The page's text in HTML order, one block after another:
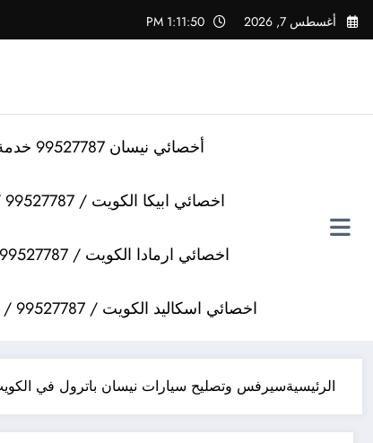
التجاوز
إلى
أغسطس 7, 2026 1:11:50 PM
أخصائي نيسان 99527787 خدمة تصليح سيارات نيسان
اخصائي ابيكا الكويت / 99527787 / كراج تصليح سيارات ابيكا
اخصائي ارمادا الكويت / 99527787 / كراج تصليح سيارات ارمادا
اخصائي اسكاليد الكويت / 99527787 / كراج تصليح سيارات اسكاليد
الرئيسيةسيرفس وتصليح سيارات نيسان باترول في